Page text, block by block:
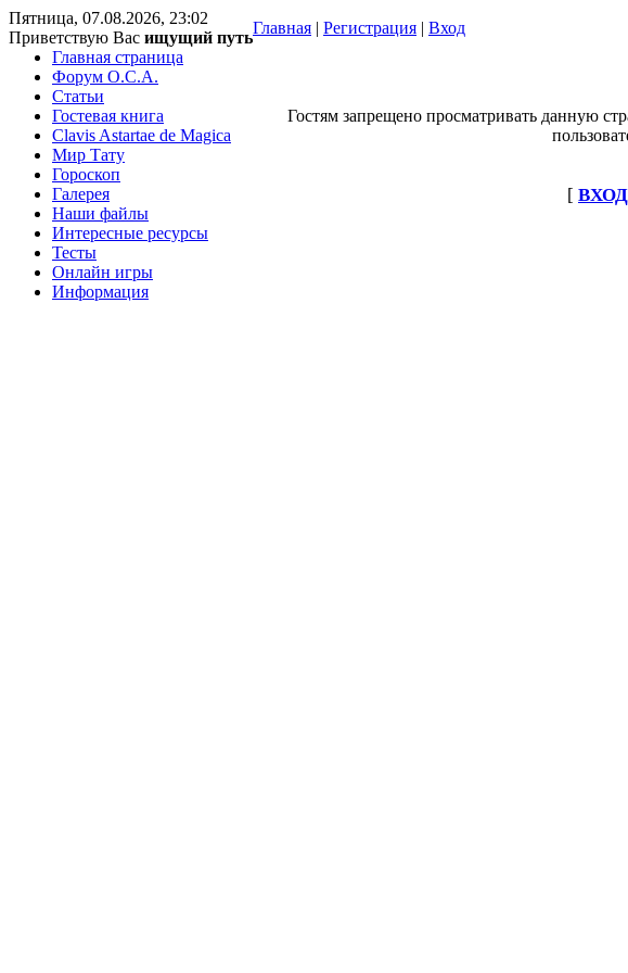
Пятница, 07.08.2026, 23:02
Приветствую Вас ищущий путь
Главная | Регистрация | Вход
Главная страница
Форум O.C.A.
Статьи
Гостевая книга
Clavis Astartae de Magica
Мир Тату
Гороскоп
Галерея
Наши файлы
Интересные ресурсы
Тесты
Онлайн игры
Информация
Гостям запрещено просматривать данную
[ ВХОД